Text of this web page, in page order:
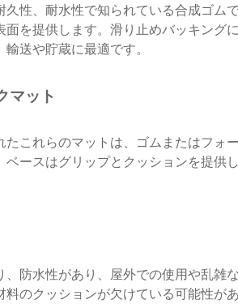
性、耐水性で知られている合成ゴ
を提供します。滑り止めバッキン
送や貯蔵に最適です。
マット
これらのマットは、ゴムまたはフ
ースはグリップとクッションを提
、防水性があり、屋外での使用や乱
のクッションが欠けている可能性が